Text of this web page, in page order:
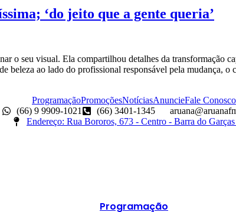
‘do jeito que a gente queria’
seu visual. Ela compartilhou detalhes da transformação
beleza ao lado do profissional responsável pela mudança,
ProgramaçãoPromoçõesNotíciasAnuncieFale Conosco
(66) 9 9909-1021
(66) 3401-1345
Endereço: Rua Bororos, 673 - Centro - Barra do
Programação